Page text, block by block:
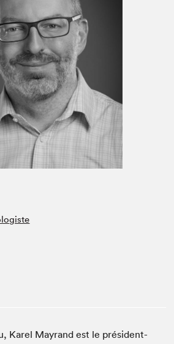
Karel Mayrand est le président-